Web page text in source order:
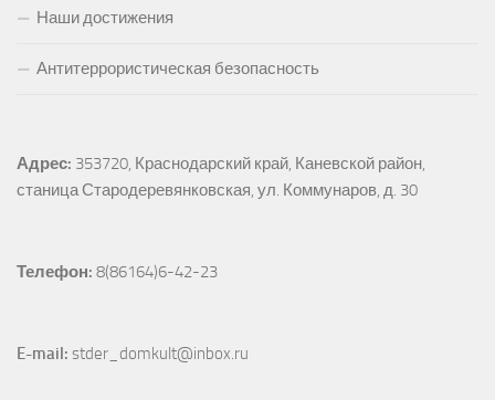
Наши достижения
Антитеррористическая безопасность
Адрес: 353720, Краснодарский край, Каневской район,
станица Стародеревянковская, ул. Коммунаров, д. 30
Телефон: 8(86164)6-42-23
E-mail: stder_domkult@inbox.ru